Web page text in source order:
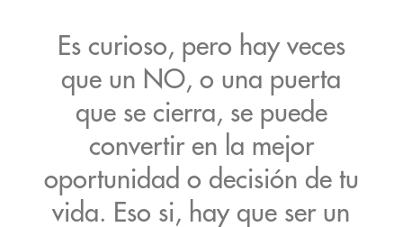
Es curioso, pero hay veces
que un NO, o una puerta
que se cierra, se puede
convertir en la mejor
oportunidad o decisión de tu
vida. Eso si, hay que ser un